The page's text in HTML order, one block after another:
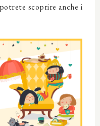
scoprire anche i